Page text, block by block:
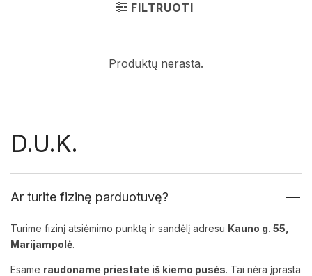
FILTRUOTI
Produktų nerasta.
D.U.K.
Ar turite fizinę parduotuvę?
Turime fizinį atsiėmimo punktą ir sandėlį adresu Kauno g. 55,
Marijampolė.
Esame raudoname priestate iš kiemo pusės. Tai nėra įprasta